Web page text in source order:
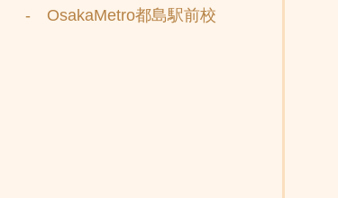
- OsakaMetro都島駅前校